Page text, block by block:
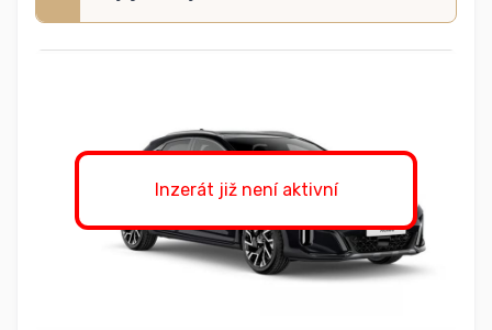
Inzerát již není aktivní